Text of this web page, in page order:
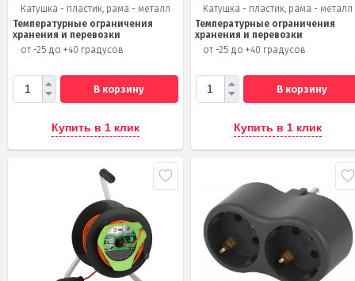
Катушка - пластик, рама - металл
Температурные ограничения
хранения и перевозки
от -25 до +40 градусов
В корзину
Купить в 1 клик
Катушка - пластик, рама - металл
Температурные ограничения
хранения и перевозки
от -25 до +40 градусов
В корзину
Купить в 1 клик